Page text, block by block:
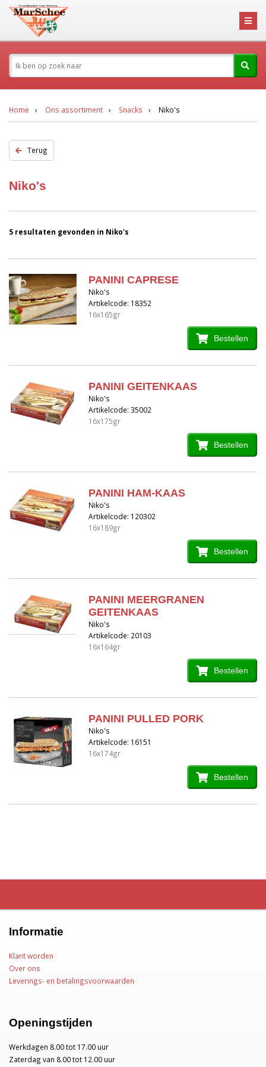
Home Ons assortiment Snacks Niko's
Terug
Niko's
5 resultaten gevonden in Niko's
PANINI CAPRESE
Niko's
Artikelcode: 18352
16x165gr
Bestellen
PANINI GEITENKAAS
Niko's
Artikelcode: 35002
16x175gr
Bestellen
PANINI HAM-KAAS
Niko's
Artikelcode: 120302
16x189gr
Bestellen
PANINI MEERGRANEN
GEITENKAAS
Niko's
Artikelcode: 20103
16x164gr
Bestellen
PANINI PULLED PORK
Niko's
Artikelcode: 16151
16x174gr
Bestellen
Informatie
Klant worden
Over ons
Leverings- en betalingsvoorwaarden
Openingstijden
Werkdagen 8.00 tot 17.00 uur
Zaterdag van 8.00 tot 12.00 uur